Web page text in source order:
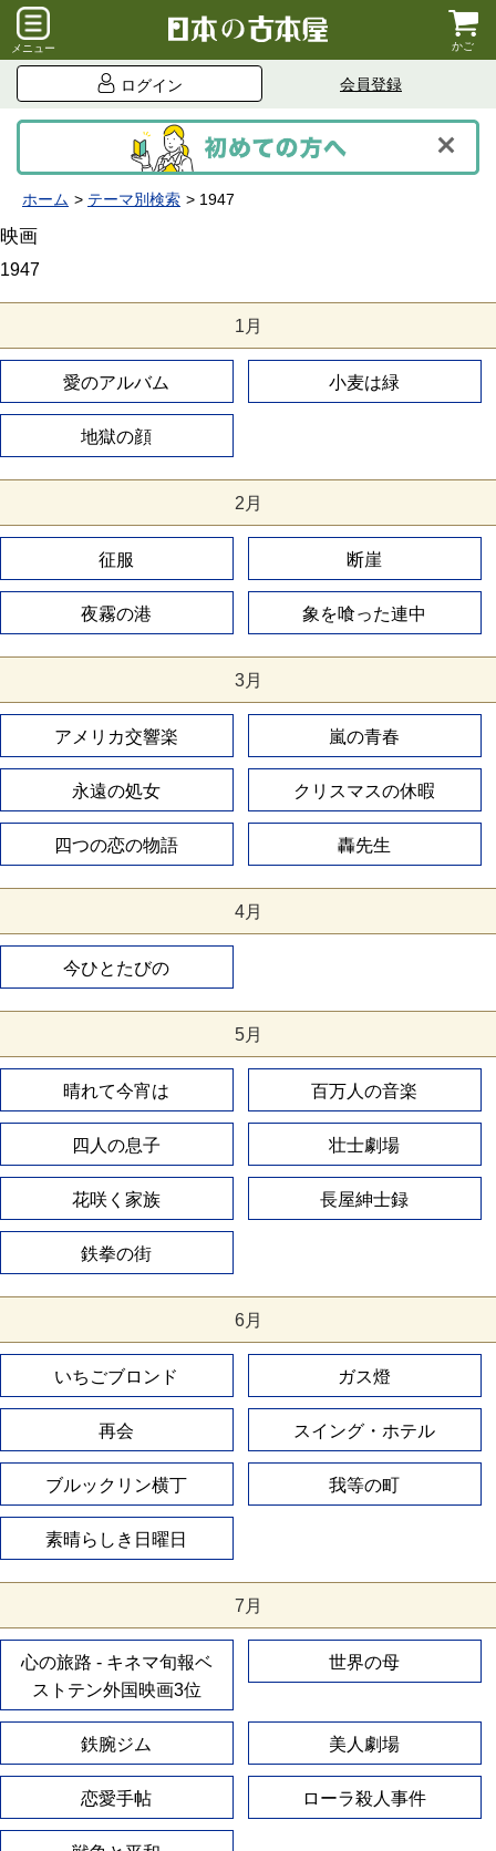
メニュー かご
ログイン 会員登録
ホーム テーマ別検索 1947
映画
1947
1月
愛のアルバム 小麦は緑
地獄の顔
2月
征服 断崖
夜霧の港 象を喰った連中
3月
アメリカ交響楽 嵐の青春
永遠の処女 クリスマスの休暇
四つの恋の物語 轟先生
4月
今ひとたびの
5月
晴れて今宵は 百万人の音楽
四人の息子 壮士劇場
花咲く家族 長屋紳士録
鉄拳の街
6月
いちごブロンド ガス燈
再会 スイング・ホテル
ブルックリン横丁 我等の町
素晴らしき日曜日
7月
心の旅路 - キネマ旬報ベ
ストテン外国映画3位
世界の母
鉄腕ジム 美人劇場
恋愛手帖 ローラ殺人事件